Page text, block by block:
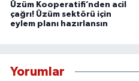
Üzüm Kooperatifi’nden acil
çağrı! Üzüm sektörü için
eylem planı hazırlansın
Yorumlar